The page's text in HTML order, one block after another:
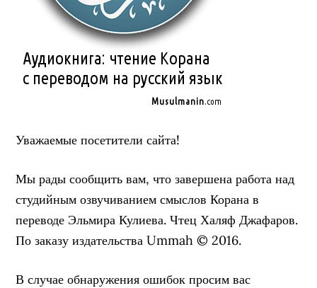
Уважаемые посетители сайта!
Мы рады сообщить вам, что завершена работа над
студийным озвучиванием смыслов Корана в
переводе Эльмира Кулиева. Чтец Халяф Джафаров.
По заказу издательства Ummah © 2016.
В случае обнаружения ошибок просим вас